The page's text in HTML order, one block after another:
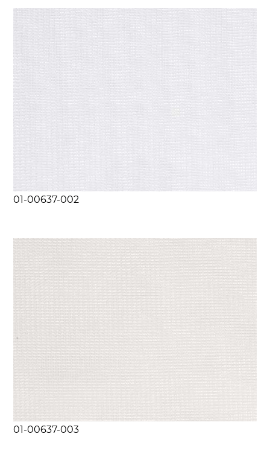
01-00637-002
01-00637-003